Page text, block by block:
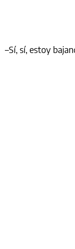
–Sí, sí, estoy